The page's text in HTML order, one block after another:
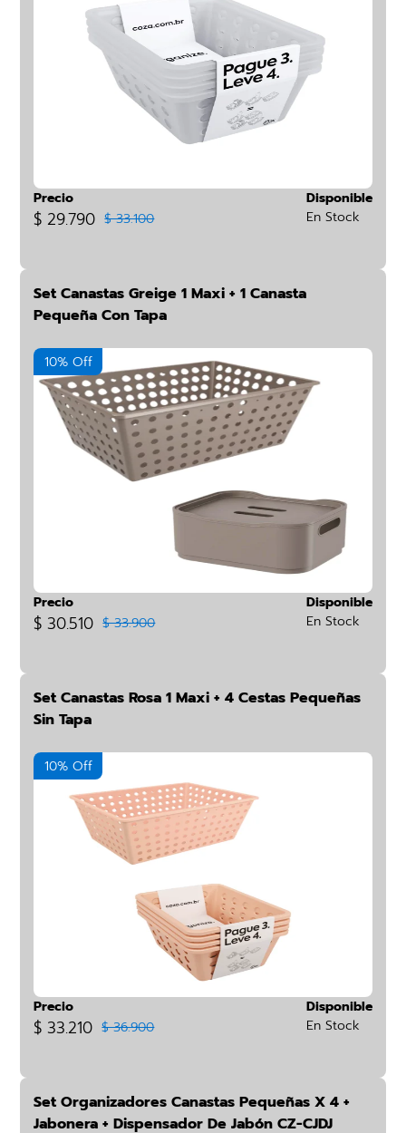
Precio
$ 29.790 $ 33.100
Disponible
En Stock
Set Canastas Greige 1 Maxi + 1 Canasta
Pequeña Con Tapa
10% Off
Precio
$ 30.510 $ 33.900
Disponible
En Stock
Set Canastas Rosa 1 Maxi + 4 Cestas Pequeñas
Sin Tapa
10% Off
Precio
$ 33.210 $ 36.900
Disponible
En Stock
Set Organizadores Canastas Pequeñas X 4 +
Jabonera + Dispensador De Jabón CZ-CJDJ